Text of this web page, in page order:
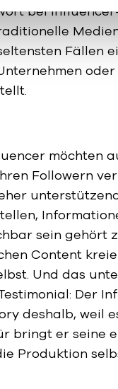
bei
Fällen
möchten
Followern
sein gehört
Content
Und das
Der
deshalb, weil
bringt er seine
Produktion